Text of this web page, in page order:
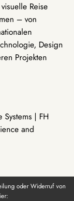
Reise
– von
Design
Projekten
| FH
and
oder Widerruf von